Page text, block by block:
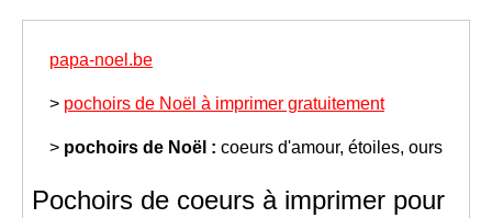
papa-noel.be
> pochoirs de Noël à imprimer gratuitement
> pochoirs de Noël : coeurs d'amour, étoiles, ours
Pochoirs de coeurs à imprimer pour